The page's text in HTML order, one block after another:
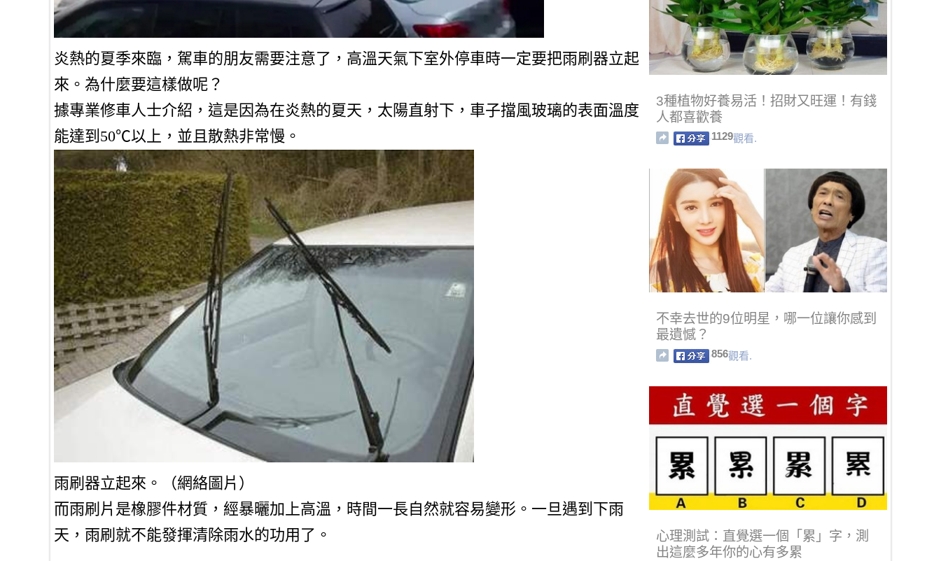
炎熱的夏季來臨，駕車的朋友需要注意了，高溫天氣下室外停車時一定要把雨刷器立起
來。為什麼要這樣做呢？
據專業修車人士介紹，這是因為在炎熱的夏天，太陽直射下，車子擋風玻璃的表面溫度
能達到50℃以上，並且散熱非常慢。
雨刷器立起來。（網絡圖片）
而雨刷片是橡膠件材質，經暴曬加上高溫，時間一長自然就容易變形。一旦遇到下雨
天，雨刷就不能發揮清除雨水的功用了。
3種植物好養易活！招財又旺運！有錢
人都喜歡養
1129觀看.
不幸去世的9位明星，哪一位讓你感到
最遺憾？
856觀看.
心理測試：直覺選一個「累」字，測
出這麼多年你的心有多累